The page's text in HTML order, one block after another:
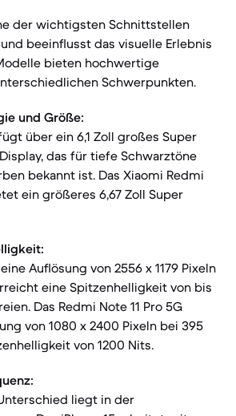
der wichtigsten Schnittstellen
beeinflusst das visuelle Erlebnis
bieten hochwertige
Schwerpunkten.
und Größe:
über ein 6,1 Zoll großes Super
Display, das für tiefe Schwarztöne
bekannt ist. Das Xiaomi Redmi
ein größeres 6,67 Zoll Super
Auflösung von 2556 x 1179 Pixeln
eine Spitzenhelligkeit von bis
Das Redmi Note 11 Pro 5G
von 1080 x 2400 Pixeln bei 395
von 1200 Nits.
liegt in der